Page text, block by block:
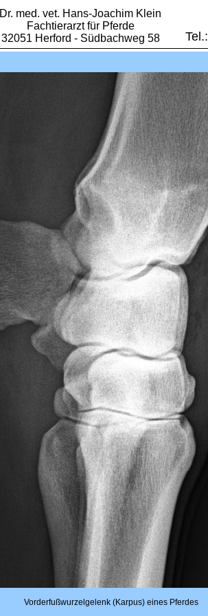
Dr. med. vet. Hans-Joachim Klein
Fachtierarzt für Pferde
32051 Herford - Südbachweg 58
Tel.:
Vorderfußwurzelgelenk (Karpus) eines Pferdes